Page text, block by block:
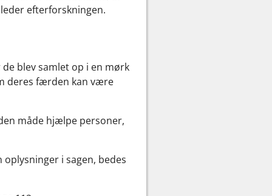
efterforskningen.
blev samlet op i en mørk
deres færden kan være
måde hjælpe personer,
i sagen, bedes